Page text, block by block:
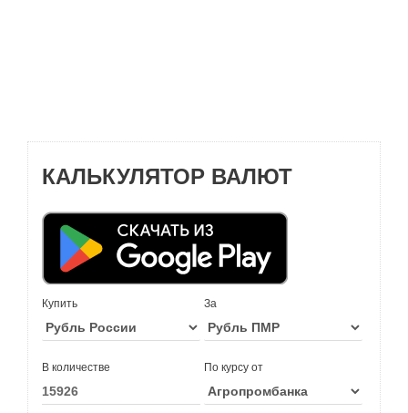
КАЛЬКУЛЯТОР ВАЛЮТ
Купить За
В количестве По курсу от